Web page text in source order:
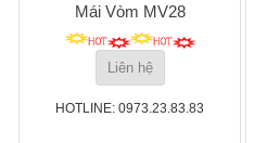
Mái Vòm MV28
Liên hệ
HOTLINE: 0973.23.83.83